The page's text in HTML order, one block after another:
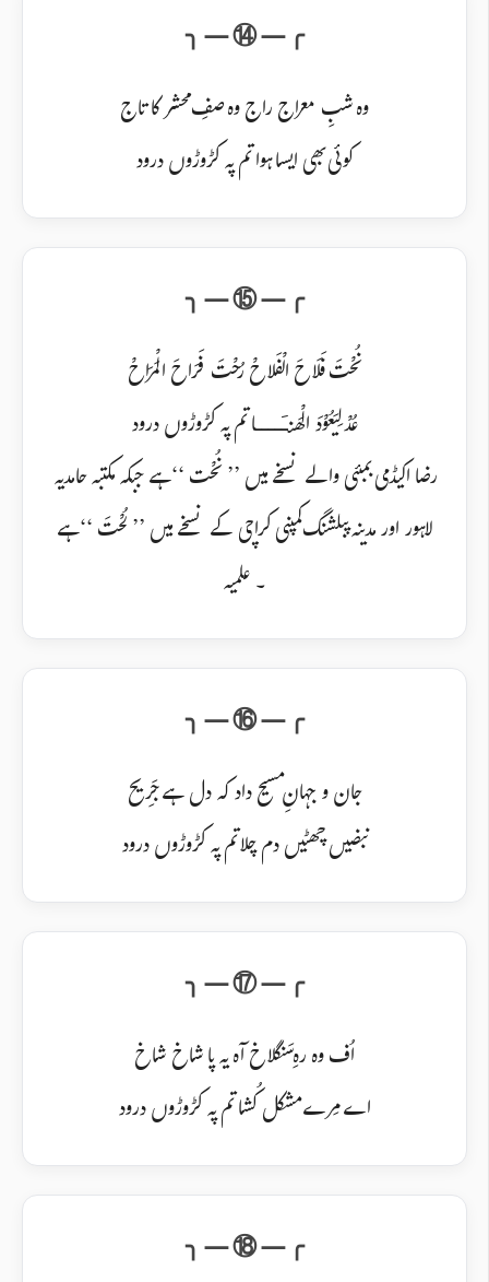
وہ شبِ معراج راج وہ صفِ محشر کا تاج
کوئی بھی ایسا ہوا تم پہ کڑوڑوں درود
نُحْتَ فَلَاحَ الْفَلاحْ رُحْتَ فَرَاحَ الْمَرَاحْ
عُدْ لِیَعُوْدَ الْھَنـَــــاتم پہ کڑوڑوں درود
لاہور اور مدینہ پبلشنگ کمپنی کراچی کے نسخے میں ’’ لُحْتَ ‘‘ہے
۔ علمیہ
جان و جہانِ مسیح داد کہ دل ہے جَرِیح
نبضیں چھٹیں دم چلا تم پہ کڑوڑوں درود
اُف وہ رہِ سَنگلاخ آہ یہ پا شاخ شاخ
اے مِرے مشکل کُشا تم پہ کڑوڑوں درود